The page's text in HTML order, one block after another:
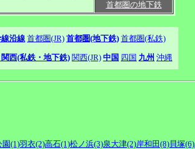
首都圏の地下鉄
沿線 首都圏(JR) 首都圏(地下鉄) 首都圏(私鉄)
西(私鉄・地下鉄) 関西(JR) 中国 四国 九州 沖縄
園(1)羽衣(2)高石(1)松ノ浜(3)泉大津(2)岸和田(8)貝塚(6)